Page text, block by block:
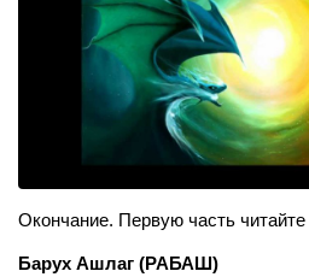
Окончание. Первую часть читайте
Барух Ашлаг (РАБАШ)